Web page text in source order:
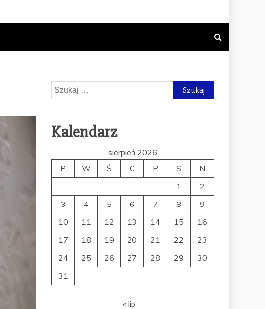
TEMATYCE
Szukaj:
Kalendarz
sierpień 2026
P
W Ś C P S
N
1
2
3
4 5 6 7 8
9
10
11 12 13 14 15
16
17
18 19 20 21 22
23
24
25 26 27 28 29
30
31
« lip